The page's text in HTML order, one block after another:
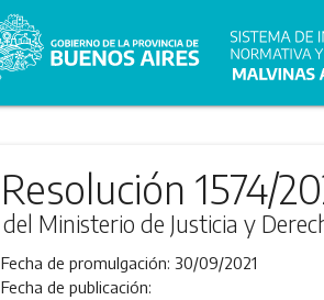
Resolución 1574/
del Ministerio de Justicia y
Fecha de promulgación: 30/09/2021
Fecha de publicación: